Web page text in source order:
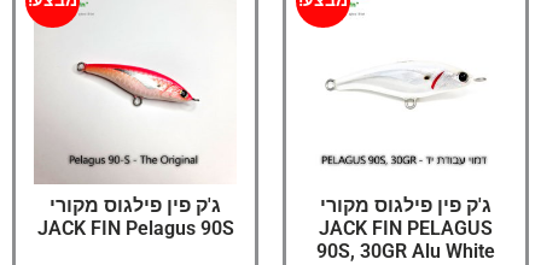
ג'ק פין פילגוס מקורי
JACK FIN PELAGUS
90S, 30GR Alu White
ג'ק פין פילגוס מקורי
JACK FIN Pelagus 90S